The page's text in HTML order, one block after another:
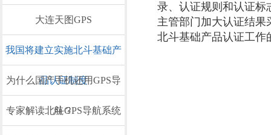
大连天图GPS
我国将建立实施北斗基础产
品认证制度
为什么国产手机还用GPS导
航？
专家解读北斗GPS导航系统
录、认证规则和认证标
主管部门加大认证结
北斗基础产品认证工作